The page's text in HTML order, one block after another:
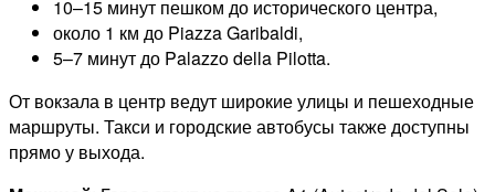
10–15 минут пешком до исторического центра,
около 1 км до Piazza Garibaldi,
5–7 минут до Palazzo della Pilotta.
От вокзала в центр ведут широкие улицы и пешеходные
маршруты. Такси и городские автобусы также доступны
прямо у выхода.